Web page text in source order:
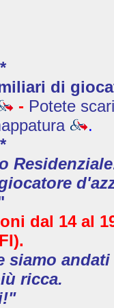
di
- Potete
.
dal 14 al
siamo
ricca.